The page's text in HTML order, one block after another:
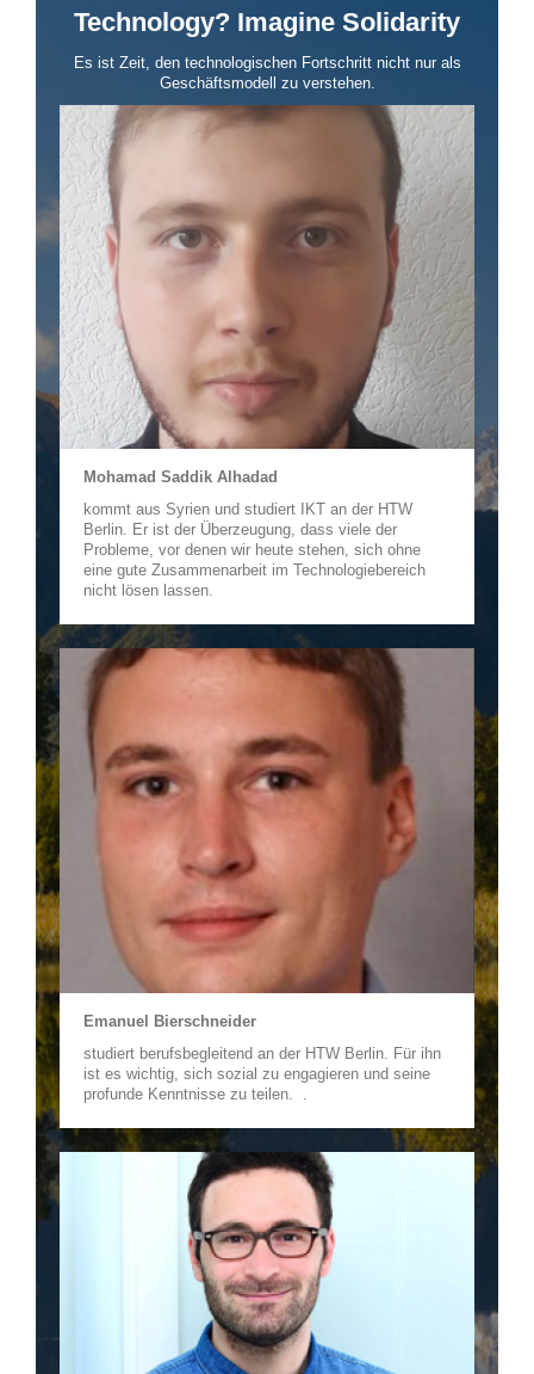
Technology? Imagine Solidarity
Es ist Zeit, den technologischen Fortschritt nicht nur als
Geschäftsmodell zu verstehen.
Mohamad Saddik Alhadad
kommt aus Syrien und studiert IKT an der HTW
Berlin. Er ist der Überzeugung, dass viele der
Probleme, vor denen wir heute stehen, sich ohne
eine gute Zusammenarbeit im Technologiebereich
nicht lösen lassen.
Emanuel Bierschneider
studiert berufsbegleitend an der HTW Berlin. Für ihn
ist es wichtig, sich sozial zu engagieren und seine
profunde Kenntnisse zu teilen. .